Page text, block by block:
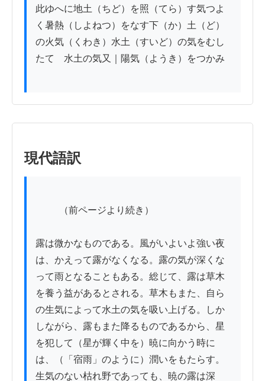
此ゆへに地土（ちど）を照（てら）す気つよ
く暑熱（しよねつ）をなす下（か）土（ど）
の火気（くわき）水土（すいど）の気をむし
たてゝ水土の気又｜陽気（ようき）をつかみ
現代語訳
露は微かなものである。風がいよいよ強い夜
は、かえって露がなくなる。露の気が深くな
って雨となることもある。総じて、露は草木
を養う益があるとされる。草木もまた、自ら
の生気によって水土の気を吸い上げる。しか
しながら、露もまた降るものであるから、星
を犯して（星が輝く中を）暁に向かう時に
は、（「宿雨」のように）潤いをもたらす。
生気のない枯れ野であっても、暁の露は深